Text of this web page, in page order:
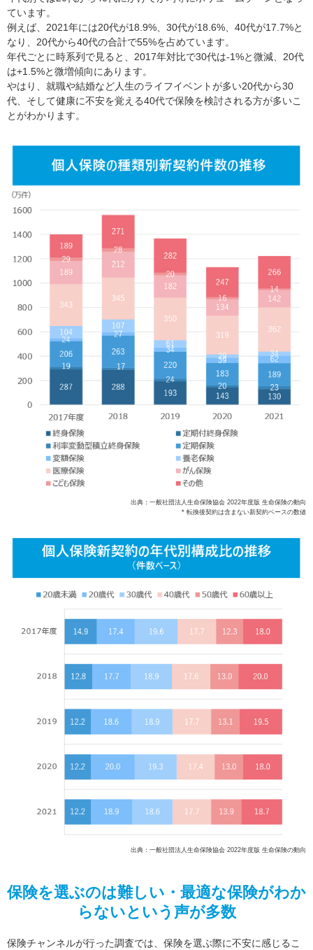
ています。
例えば、2021年には20代が18.9%、30代が18.6%、40代が17.7%と
なり、20代から40代の合計で55%を占めています。
年代ごとに時系列で見ると、2017年対比で30代は-1%と微減、20代
は+1.5%と微増傾向にあります。
やはり、就職や結婚など人生のライフイベントが多い20代から30
代、そして健康に不安を覚える40代で保険を検討される方が多いこ
とがわかります。
出典：一般社団法人生命保険協会 2022年度版 生命保険の動向
* 転換後契約は含まない新契約ベースの数値
出典：一般社団法人生命保険協会 2022年度版 生命保険の動向
保険を選ぶのは難しい・最適な保険がわか
らないという声が多数
保険チャンネルが行った調査では、保険を選ぶ際に不安に感じるこ